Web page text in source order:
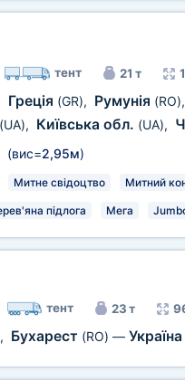
тент 21 т
Греція (GR), Румунія (RO),
(UA), Київська обл. (UA),
2,95м)
Митне свідоцтво Митний
підлога Мега
тент 23 т
, Бухарест (RO) — Україна